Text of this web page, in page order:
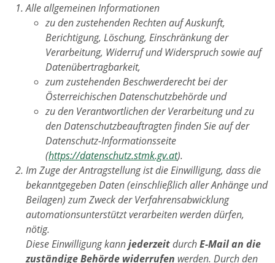
Alle allgemeinen Informationen
zu den zustehenden Rechten auf Auskunft,
Berichtigung, Löschung, Einschränkung der
Verarbeitung, Widerruf und Widerspruch sowie auf
Datenübertragbarkeit,
zum zustehenden Beschwerderecht bei der
Österreichischen Datenschutzbehörde und
zu den Verantwortlichen der Verarbeitung und zu
den Datenschutzbeauftragten finden Sie auf der
Datenschutz-Informationsseite
(https://datenschutz.stmk.gv.at).
Im Zuge der Antragstellung ist die Einwilligung, dass die
bekanntgegeben Daten (einschließlich aller Anhänge und
Beilagen) zum Zweck der Verfahrensabwicklung
automationsunterstützt verarbeiten werden dürfen,
nötig.
Diese Einwilligung kannjederzeitdurchE-Mail an die
zuständige Behörde widerrufen werden. Durch den